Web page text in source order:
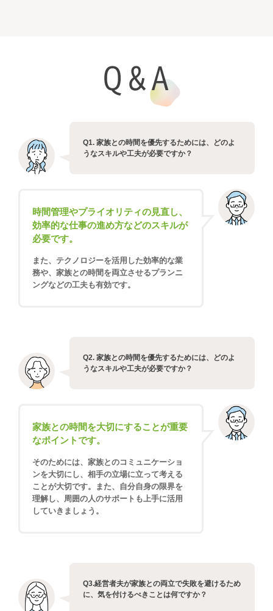
Q1. 家族との時間を優先するためには、どのよ
うなスキルや工夫が必要ですか？
時間管理やプライオリティの見直し、
効率的な仕事の進め方などのスキルが
必要です。
また、テクノロジーを活用した効率的な業
務や、家族との時間を両立させるプランニ
ングなどの工夫も有効です。
Q2. 家族との時間を優先するためには、どのよ
うなスキルや工夫が必要ですか？
家族との時間を大切にすることが重要
なポイントです。
そのためには、家族とのコミュニケーショ
ンを大切にし、相手の立場に立って考える
ことが大切です。また、自分自身の限界を
理解し、周囲の人のサポートも上手に活用
していきましょう。
Q3.経営者夫が家族との両立で失敗を避けるため
に、気を付けるべきことは何ですか？